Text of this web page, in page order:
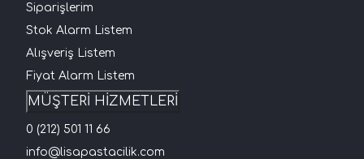
Siparişlerim
Stok Alarm Listem
Alışveriş Listem
Fiyat Alarm Listem
MÜŞTERİ HİZMETLERİ
0 (212) 501 11 66
info@lisapastacilik.com